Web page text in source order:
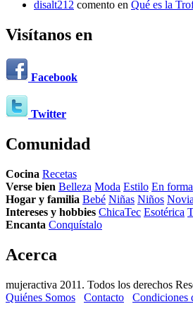
disalt212 comento en Qué es la
Visítanos en
Facebook
Twitter
Comunidad
Cocina Recetas
Verse bien Belleza Moda Estilo En forma
Hogar y familia Bebé Niñas Niños Novia
Intereses y hobbies ChicaTec Esotérica
Encanta Conquístalo
Acerca
mujeractiva 2011. Todos los derechos
Quiénes Somos
Contacto Condiciones